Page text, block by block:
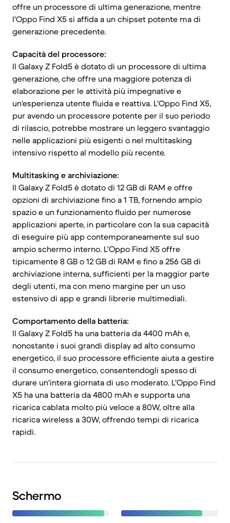
offre un processore di ultima generazione, mentre
l'Oppo Find X5 si affida a un chipset potente ma di
generazione precedente.
Capacità del processore:
Il Galaxy Z Fold5 è dotato di un processore di ultima
generazione, che offre una maggiore potenza di
elaborazione per le attività più impegnative e
un'esperienza utente fluida e reattiva. L'Oppo Find X5,
pur avendo un processore potente per il suo periodo
di rilascio, potrebbe mostrare un leggero svantaggio
nelle applicazioni più esigenti o nel multitasking
intensivo rispetto al modello più recente.
Multitasking e archiviazione:
Il Galaxy Z Fold5 è dotato di 12 GB di RAM e offre
opzioni di archiviazione fino a 1 TB, fornendo ampio
spazio e un funzionamento fluido per numerose
applicazioni aperte, in particolare con la sua capacità
di eseguire più app contemporaneamente sul suo
ampio schermo interno. L'Oppo Find X5 offre
tipicamente 8 GB o 12 GB di RAM e fino a 256 GB di
archiviazione interna, sufficienti per la maggior parte
degli utenti, ma con meno margine per un uso
estensivo di app e grandi librerie multimediali.
Comportamento della batteria:
Il Galaxy Z Fold5 ha una batteria da 4400 mAh e,
nonostante i suoi grandi display ad alto consumo
energetico, il suo processore efficiente aiuta a gestire
il consumo energetico, consentendogli spesso di
durare un'intera giornata di uso moderato. L'Oppo Find
X5 ha una batteria da 4800 mAh e supporta una
ricarica cablata molto più veloce a 80W, oltre alla
ricarica wireless a 30W, offrendo tempi di ricarica
rapidi.
Schermo